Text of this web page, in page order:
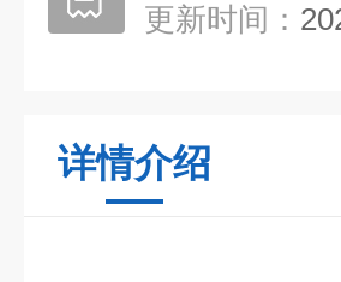
更新时间：
详情介绍